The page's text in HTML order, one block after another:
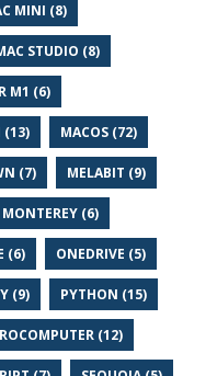
MINI (8)
STUDIO (8)
M1 (6)
(13) MACOS (72)
(7) MELABIT (9)
MONTEREY (6)
(6) ONEDRIVE (5)
(9) PYTHON (15)
(12)